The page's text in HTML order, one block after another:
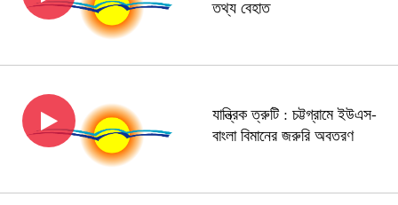
তথ্য বেহাত
যান্ত্রিক ত্রুটি : চট্টগ্রামে ইউএস-
বাংলা বিমানের জরুরি অবতরণ